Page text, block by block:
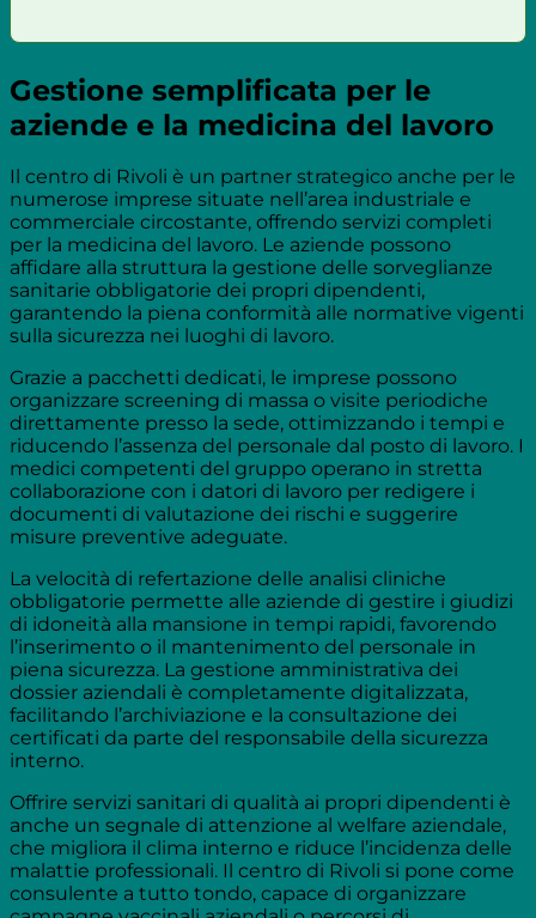
Gestione semplificata per le
aziende e la medicina del lavoro
Il centro di Rivoli è un partner strategico anche per le
numerose imprese situate nell’area industriale e
commerciale circostante, offrendo servizi completi
per la medicina del lavoro. Le aziende possono
affidare alla struttura la gestione delle sorveglianze
sanitarie obbligatorie dei propri dipendenti,
garantendo la piena conformità alle normative vigenti
sulla sicurezza nei luoghi di lavoro.
Grazie a pacchetti dedicati, le imprese possono
organizzare screening di massa o visite periodiche
direttamente presso la sede, ottimizzando i tempi e
riducendo l’assenza del personale dal posto di lavoro. I
medici competenti del gruppo operano in stretta
collaborazione con i datori di lavoro per redigere i
documenti di valutazione dei rischi e suggerire
misure preventive adeguate.
La velocità di refertazione delle analisi cliniche
obbligatorie permette alle aziende di gestire i giudizi
di idoneità alla mansione in tempi rapidi, favorendo
l’inserimento o il mantenimento del personale in
piena sicurezza. La gestione amministrativa dei
dossier aziendali è completamente digitalizzata,
facilitando l’archiviazione e la consultazione dei
certificati da parte del responsabile della sicurezza
interno.
Offrire servizi sanitari di qualità ai propri dipendenti è
anche un segnale di attenzione al welfare aziendale,
che migliora il clima interno e riduce l’incidenza delle
malattie professionali. Il centro di Rivoli si pone come
consulente a tutto tondo, capace di organizzare